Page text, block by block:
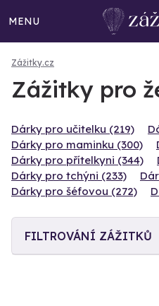
MENU
Zážitky.cz
Zážitky pro
Dárky pro učitelku (219)
Dárky pro maminku (300)
Dárky pro přítelkyni (344)
Dárky pro tchýni (233)
Dárky pro šéfovou (272)
FILTROVÁNÍ ZÁŽITKŮ